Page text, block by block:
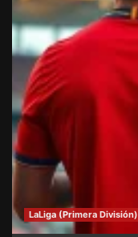
LaLiga (Primera División)